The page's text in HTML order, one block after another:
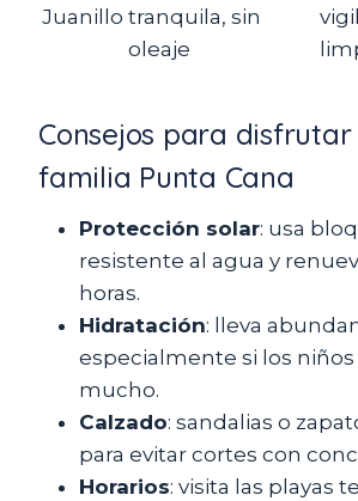
Juanillo tranquila, sin
oleaje
Consejos para
familia Punta Cana
Protección solar: usa
resistente al agua y
horas.
Hidratación: lleva
especialmente si los
mucho.
Calzado: sandalias o
para evitar cortes con
Horarios: visita las playas